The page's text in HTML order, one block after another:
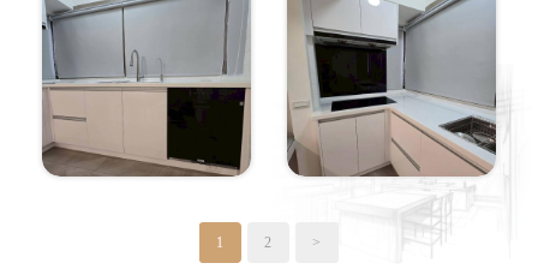
1 2 >